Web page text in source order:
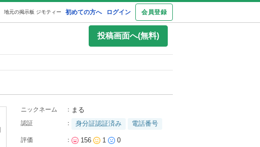
初めての方へ ログイン 会員登録
地元の掲示板 ジモティー
投稿画面へ(無料)
ニックネーム ： まる
認証 ： 身分証認証済み 電話番号
評価 ： 156 1 0